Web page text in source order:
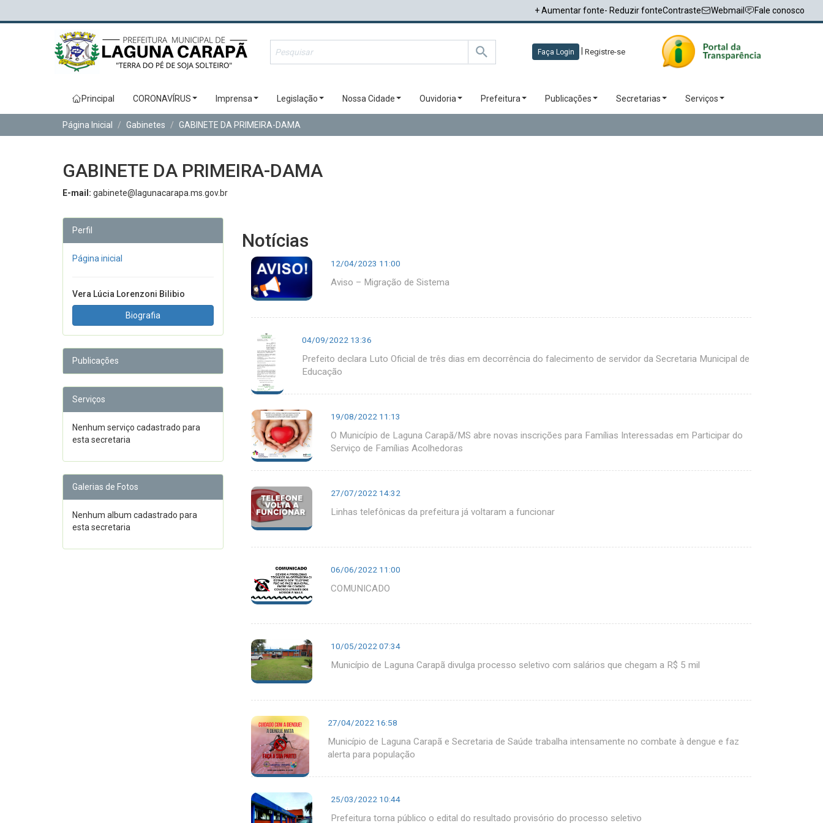
+ Aumentar fonte- Reduzir fonteContraste Webmail Fale conosco
Faça Login Registre-se
Principal CORONAVÍRUS Imprensa Legislação Nossa Cidade Ouvidoria Prefeitura Publicações Secretarias Serviços
Página Inicial Gabinetes GABINETE DA PRIMEIRA-DAMA
GABINETE DA PRIMEIRA-DAMA
E-mail: gabinete@lagunacarapa.ms.gov.br
Perfil
Página inicial
Vera Lúcia Lorenzoni Bilibio
Biografia
Publicações
Serviços
Nenhum serviço cadastrado para
esta secretaria
Galerias de Fotos
Nenhum album cadastrado para
esta secretaria
Notícias
12/04/2023 11:00
Aviso – Migração de Sistema
04/09/2022 13:36
Prefeito declara Luto Oficial de três dias em decorrência do falecimento de servidor da Secretaria Municipal de
Educação
19/08/2022 11:13
O Município de Laguna Carapã/MS abre novas inscrições para Famílias Interessadas em Participar do
Serviço de Famílias Acolhedoras
27/07/2022 14:32
Linhas telefônicas da prefeitura já voltaram a funcionar
06/06/2022 11:00
COMUNICADO
10/05/2022 07:34
Município de Laguna Carapã divulga processo seletivo com salários que chegam a R$ 5 mil
27/04/2022 16:58
Município de Laguna Carapã e Secretaria de Saúde trabalha intensamente no combate à dengue e faz
alerta para população
25/03/2022 10:44
Prefeitura torna público o edital do resultado provisório do processo seletivo